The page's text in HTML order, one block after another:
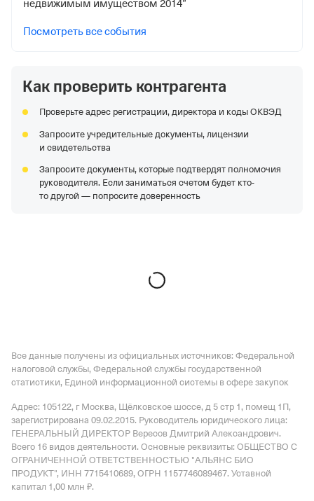
Московской обл.
недвижимым имуществом 2014”
Посмотреть все события
Как проверить контрагента
Проверьте адрес регистрации, директора и коды ОКВЭД
Запросите учредительные документы, лицензии
и свидетельства
Запросите документы, которые подтвердят полномочия
руководителя. Если заниматься счетом будет кто-
то другой — попросите доверенность
Все данные получены из официальных источников: Федеральной
налоговой службы, Федеральной службы государственной
статистики, Единой информационной системы в сфере закупок
Адрес: 105122, г Москва, Щёлковское шоссе, д 5 стр 1, помещ 1П,
зарегистрирована 09.02.2015. Руководитель юридического лица:
ГЕНЕРАЛЬНЫЙ ДИРЕКТОР Вересов Дмитрий Александрович.
Всего 16 видов деятельности. Основные реквизиты: ОБЩЕСТВО С
ОГРАНИЧЕННОЙ ОТВЕТСТВЕННОСТЬЮ "АЛЬЯНС БИО
ПРОДУКТ", ИНН 7715410689, ОГРН 1157746089467. Уставной
капитал 1,00 млн ₽.